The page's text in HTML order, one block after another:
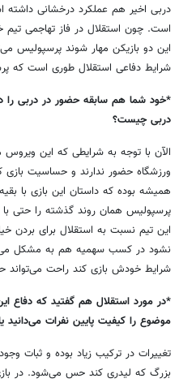
دربی اخیر هم عملکرد درخشانی داشته
است. چون استقلال در فاز تهاجمی
این دو بازیکن مهار شوند پرسپولیس
شرایط دفاعی استقلال طوری است که
*خود شما هم سابقه حضور در دربی را
دربی چیست؟
الآن با توجه به شرایطی که این
ورزشگاه حضور ندارند و حساسیت بازی
همیشه بوده که داستان این بازی با
پرسپولیس همان روند گذشته را حتی
این تیم نسبت به استقلال برای بردن
نشود در کسب سهمیه هم به مشکل
شرایط خودش بازی کند راحت می‌تواند حتی با اختلاف
*در مورد استقلال هم گفتید که دفاع
موضوع را کیفیت پایین نفرات
تغییرات در ترکیب زیاد بوده و ثبات
بزرگ که لیدری کند حس می‌شود. در